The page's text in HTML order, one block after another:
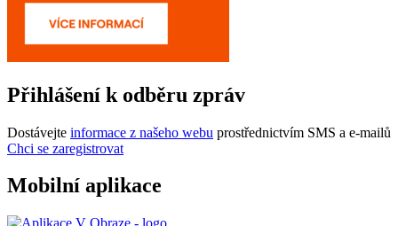
Přihlášení k odběru zpráv
Dostávejte informace z našeho webu prostřednictvím SMS a e-mailů
Chci se zaregistrovat
Mobilní aplikace